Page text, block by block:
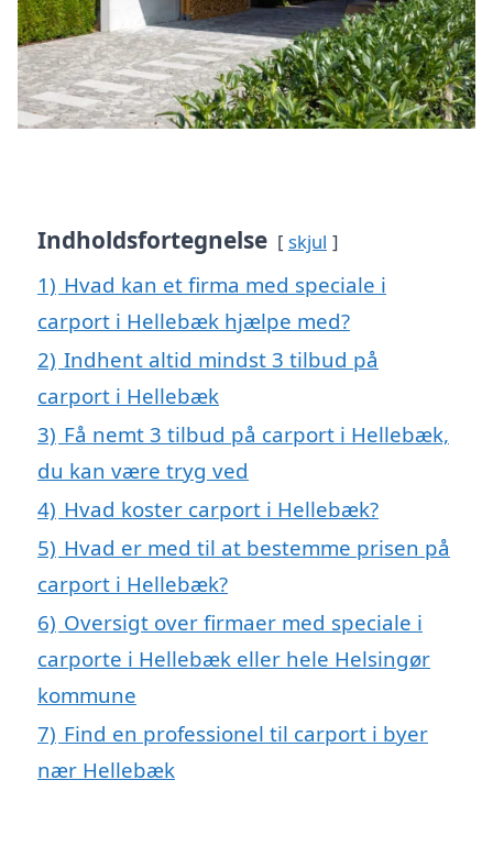
Indholdsfortegnelse skjul
1) Hvad kan et firma med speciale i
carport i Hellebæk hjælpe med?
2) Indhent altid mindst 3 tilbud på
carport i Hellebæk
3) Få nemt 3 tilbud på carport i Hellebæk,
du kan være tryg ved
4) Hvad koster carport i Hellebæk?
5) Hvad er med til at bestemme prisen på
carport i Hellebæk?
6) Oversigt over firmaer med speciale i
carporte i Hellebæk eller hele Helsingør
kommune
7) Find en professionel til carport i byer
nær Hellebæk